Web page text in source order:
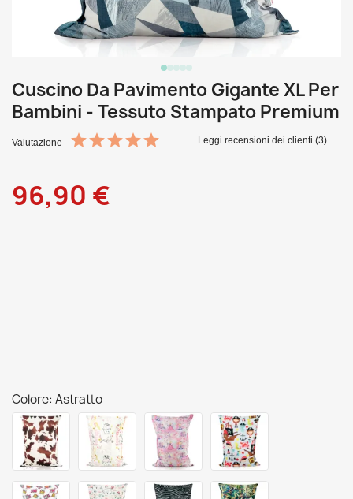
Cuscino Da Pavimento Gigante XL Per
Bambini - Tessuto Stampato Premium
Valutazione Leggi recensioni dei clienti (3)
96,90 €
Colore: Astratto